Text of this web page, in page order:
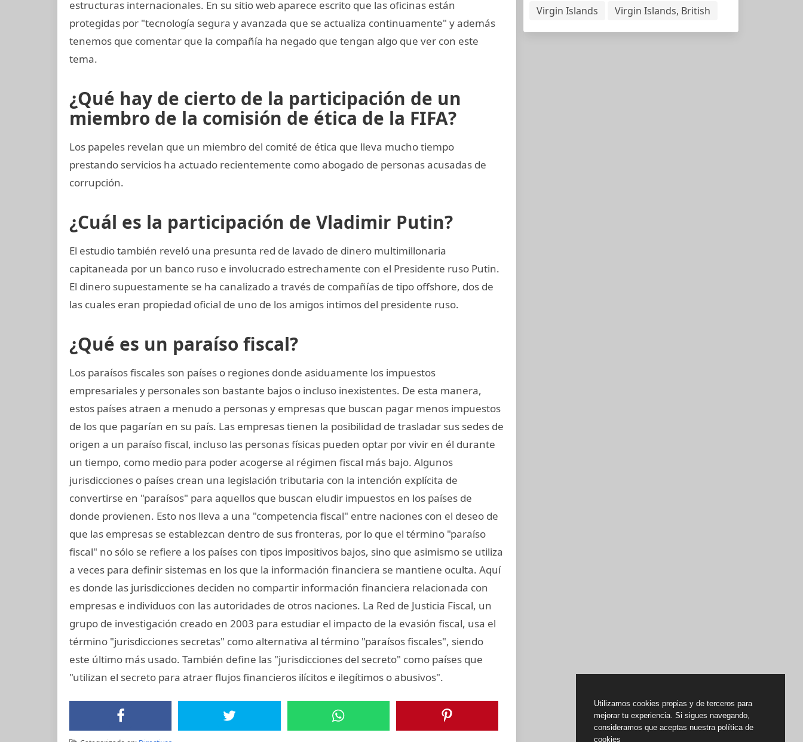
estructuras internacionales. En su sitio web aparece escrito que las oficinas están
protegidas por "tecnología segura y avanzada que se actualiza continuamente" y además
tenemos que comentar que la compañía ha negado que tengan algo que ver con este
tema.
¿Qué hay de cierto de la participación de un
miembro de la comisión de ética de la FIFA?
Los papeles revelan que un miembro del comité de ética que lleva mucho tiempo
prestando servicios ha actuado recientemente como abogado de personas acusadas de
corrupción.
¿Cuál es la participación de Vladimir Putin?
El estudio también reveló una presunta red de lavado de dinero multimillonaria
capitaneada por un banco ruso e involucrado estrechamente con el Presidente ruso Putin.
El dinero supuestamente se ha canalizado a través de compañías de tipo offshore, dos de
las cuales eran propiedad oficial de uno de los amigos intimos del presidente ruso.
¿Qué es un paraíso fiscal?
Los paraísos fiscales son países o regiones donde asiduamente los impuestos
empresariales y personales son bastante bajos o incluso inexistentes. De esta manera,
estos países atraen a menudo a personas y empresas que buscan pagar menos impuestos
de los que pagarían en su país. Las empresas tienen la posibilidad de trasladar sus sedes de
origen a un paraíso fiscal, incluso las personas físicas pueden optar por vivir en él durante
un tiempo, como medio para poder acogerse al régimen fiscal más bajo. Algunos
jurisdicciones o países crean una legislación tributaria con la intención explícita de
convertirse en "paraísos" para aquellos que buscan eludir impuestos en los países de
donde provienen. Esto nos lleva a una "competencia fiscal" entre naciones con el deseo de
que las empresas se establezcan dentro de sus fronteras, por lo que el término "paraíso
fiscal" no sólo se refiere a los países con tipos impositivos bajos, sino que asimismo se utiliza
a veces para definir sistemas en los que la información financiera se mantiene oculta. Aquí
es donde las jurisdicciones deciden no compartir información financiera relacionada con
empresas e individuos con las autoridades de otros naciones. La Red de Justicia Fiscal, un
grupo de investigación creado en 2003 para estudiar el impacto de la evasión fiscal, usa el
término "jurisdicciones secretas" como alternativa al término "paraísos fiscales", siendo
este último más usado. También define las "jurisdicciones del secreto" como países que
"utilizan el secreto para atraer flujos financieros ilícitos e ilegítimos o abusivos".
Virgin Islands
Virgin Islands, British
Utilizamos cookies propias y de terceros para
mejorar tu experiencia. Si sigues navegando,
consideramos que aceptas nuestra política de
cookies